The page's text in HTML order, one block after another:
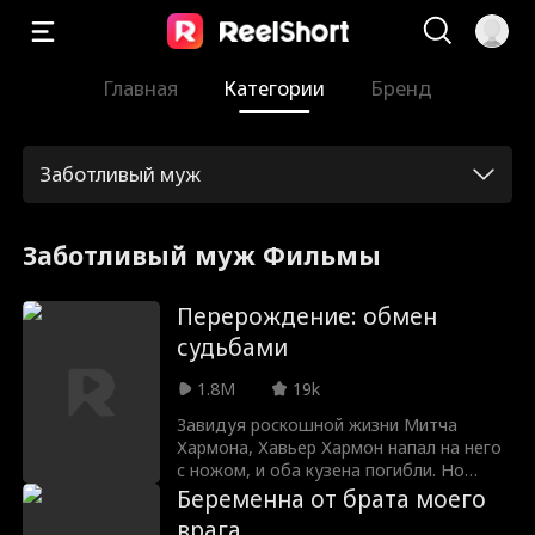
Главная Категории Бренд
Заботливый муж
Заботливый муж Фильмы
Перерождение: обмен
судьбами
1.8M
19k
Завидуя роскошной жизни Митча
Хармона, Хавьер Хармон напал на него
с ножом, и оба кузена погибли. Но
когда они открыли глаза, то снова
оказались в ту роковую ночь свадьбы
Беременна от брата моего